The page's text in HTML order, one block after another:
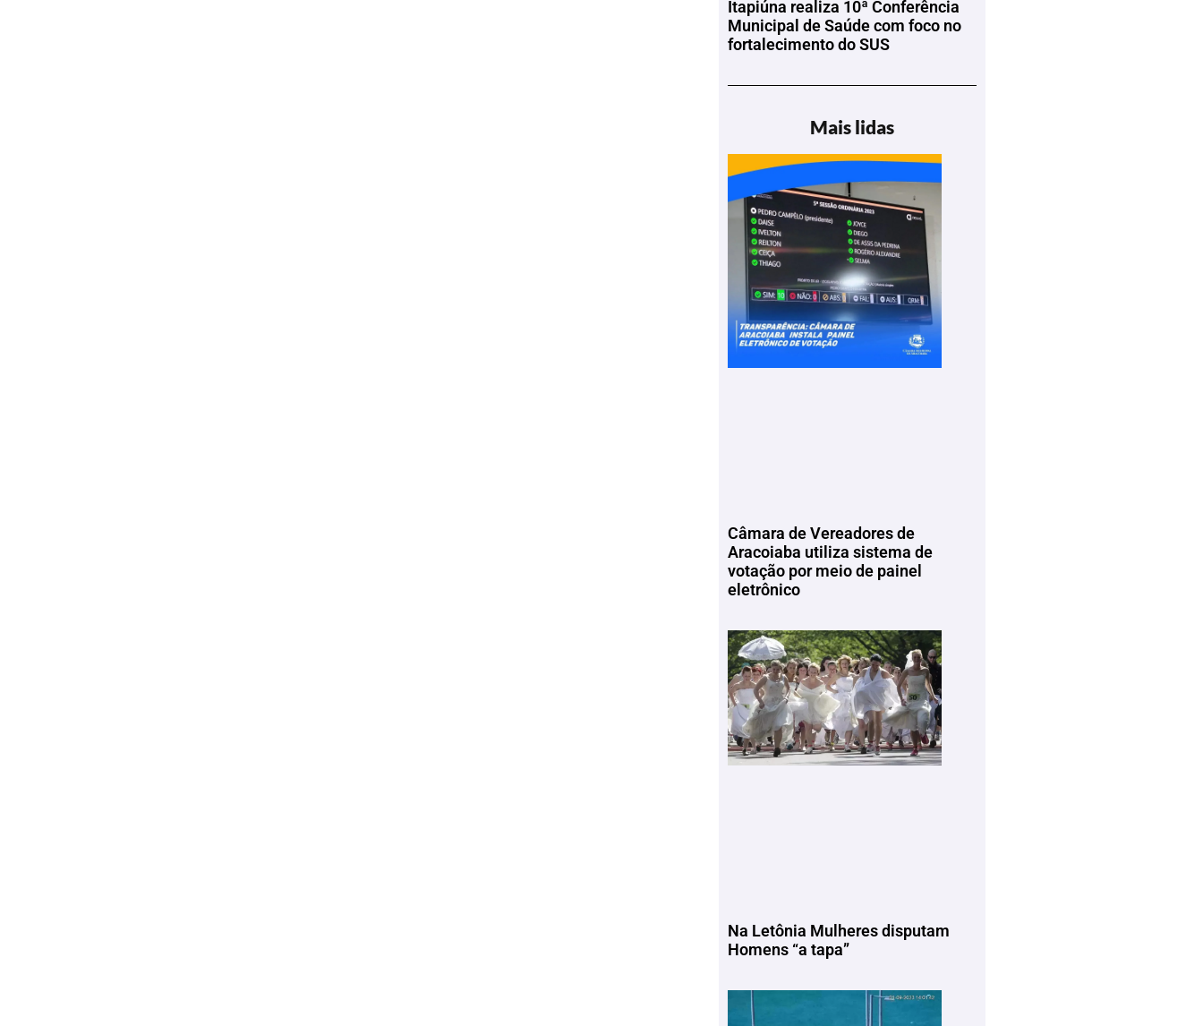
Itapiúna realiza 10ª Conferência
Municipal de Saúde com foco no
fortalecimento do SUS
Mais lidas
Câmara de Vereadores de
Aracoiaba utiliza sistema de
votação por meio de painel
eletrônico
Na Letônia Mulheres disputam
Homens “a tapa”